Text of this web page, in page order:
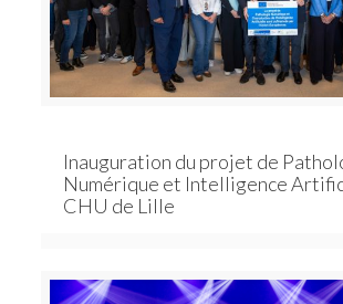
Inauguration du projet de
Numérique et Intelligence
CHU de Lille